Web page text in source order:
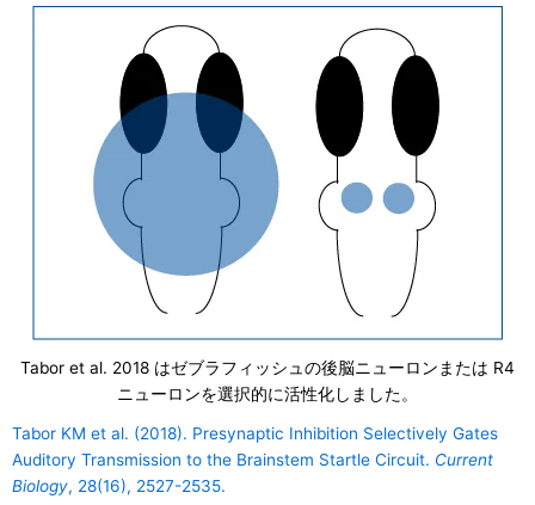
Tabor et al. 2018 はゼブラフィッシュの後脳ニューロンまたは R4
ニューロンを選択的に活性化しました。
Tabor KM et al. (2018). Presynaptic Inhibition Selectively Gates
Auditory Transmission to the Brainstem Startle Circuit. Current
Biology, 28(16), 2527-2535.